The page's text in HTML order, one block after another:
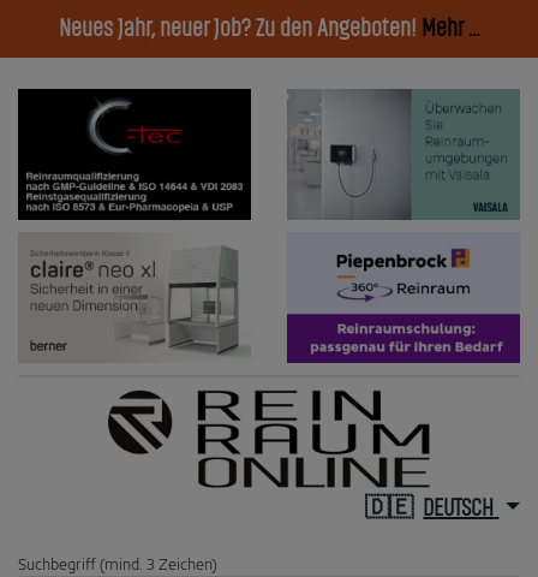
Neues Jahr, neuer Job? Zu den Angeboten! Mehr ...
DEUTSCH
Suchbegriff (mind. 3 Zeichen)